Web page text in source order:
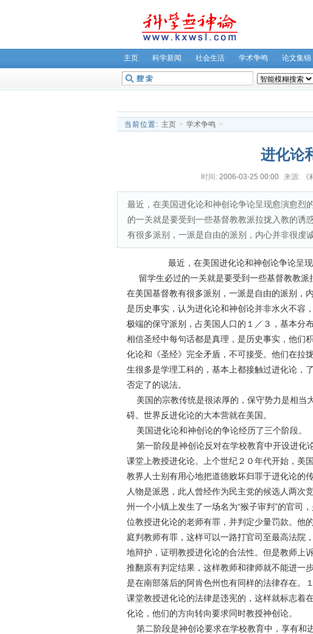
主页 科学新闻 社会生活 学术争鸣 论文集锦
无神论坛
当前位置: 主页 > 学术争鸣 >
进化论
时间: 2006-03-25 00:00 来源:
最近，在美国进化论和神创论争论呈现愈演愈烈
的一关就是要受到一些基督教教派拉拢入教的诱
有很多派别，一派是自由的派别，内心并非很虔诚
最近，在美国进化论和神创论争论呈
留学生必过的一关就是要受到一些基督教教
在美国基督教有很多派别，一派是自由的派别，
是历史事实，认为进化论和神创论并非水火不容
极端的保守派别，占美国人口的１／３，基本分
相信圣经中每句话都是真理，是历史事实，他们
化论和《圣经》完全矛盾，不可接受。他们在拉
生很多是学理工科的，基本上都接触过进化论，
否定了的说法。
美国的宗教传统是很浓厚的，保守势力是相当
碍。世界反进化论的大本营就在美国。
美国进化论和神创论的争论经历了三个阶段。
第一阶段是神创论反对在学校教育中开设进化
课堂上教授进化论。上个世纪２０年代开始，美
教界人士别有用心地把道德败坏归罪于进化论的
人物是派恩，此人曾经作为民主党的候选人两次
州一个小镇上发生了一场名为“猴子审判”的官司
位教授进化论的老师有罪，并判定少量罚款。他
庭判教师有罪，这样可以一路打官司至最高法院
地辩护，证明教授进化论的合法性。但是教师上
推翻原有判定结果，这样教师和律师就不能进一
是在南部落后的阿肯色州也有同样的法律存在。
课堂教授进化论的法律是违宪的，这样就标志着
化论，他们的方向转向要求同时教授神创论。
第二阶段是神创论要求在学校教育中，享有和